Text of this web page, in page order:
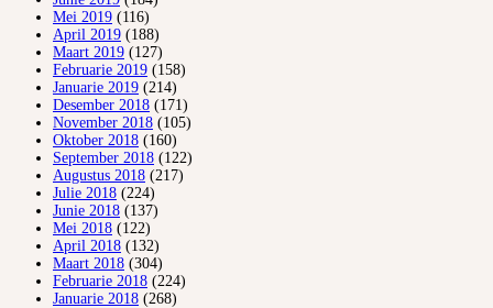
Mei 2019 (116)
April 2019 (188)
Maart 2019 (127)
Februarie 2019 (158)
Januarie 2019 (214)
Desember 2018 (171)
November 2018 (105)
Oktober 2018 (160)
September 2018 (122)
Augustus 2018 (217)
Julie 2018 (224)
Junie 2018 (137)
Mei 2018 (122)
April 2018 (132)
Maart 2018 (304)
Februarie 2018 (224)
Januarie 2018 (268)